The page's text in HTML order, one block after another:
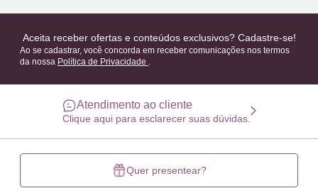
Aceita receber ofertas e conteúdos exclusivos? Cadastre-se!
Ao se cadastrar, você concorda em receber comunicações nos termos
da nossa Política de Privacidade .
Atendimento ao cliente
Clique aqui para esclarecer suas dúvidas.
Quer presentear?